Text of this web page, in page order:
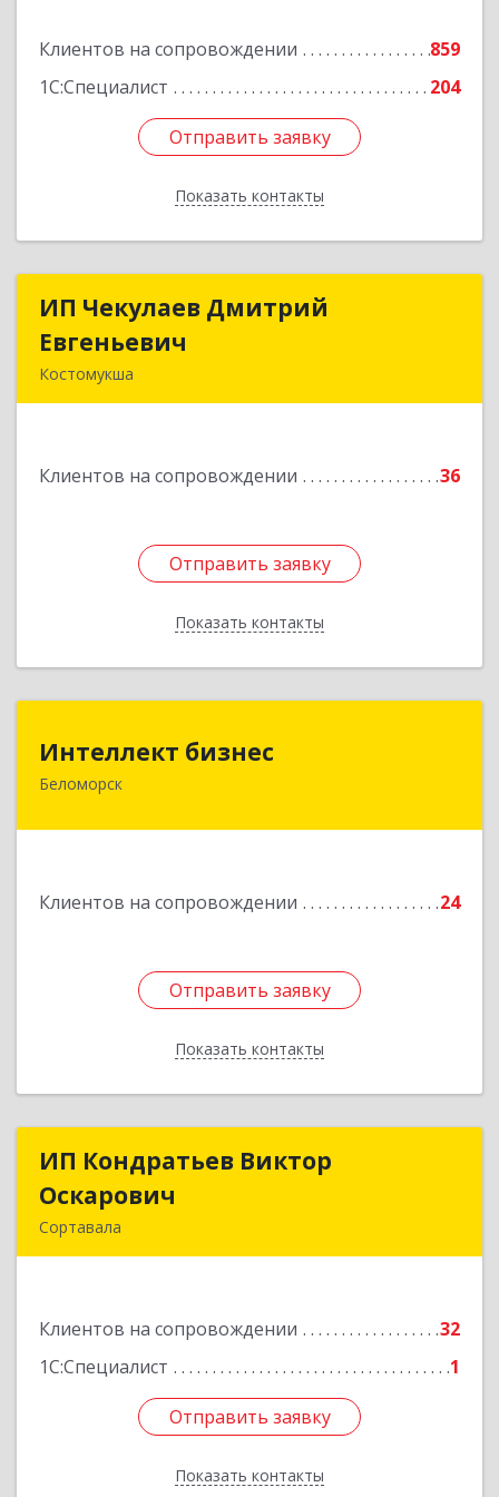
Клиентов на сопровождении
859
1С:Специалист
204
Отправить заявку
Показать контакты
Подробнее
Отправить заявку
Назад
ИП Чекулаев Дмитрий
Евгеньевич
Костомукша
Клиентов на сопровождении 36
Отправить заявку
Показать контакты
ИП Чекулаев Дмитрий
Отправить заявку
Назад
Интеллект бизнес
Беломорск
Клиентов на сопровождении 24
Отправить заявку
Показать контакты
Отправить заявку
Назад
ИП Кондратьев Виктор
Оскарович
Сортавала
Клиентов на сопровождении
32
1С:Специалист
1
Отправить заявку
Показать контакты
ИП Кондратьев Виктор
Подробнее
Отправить заявку
Назад